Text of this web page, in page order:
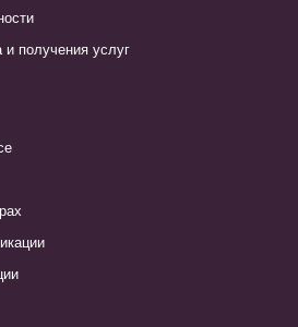
получения услуг